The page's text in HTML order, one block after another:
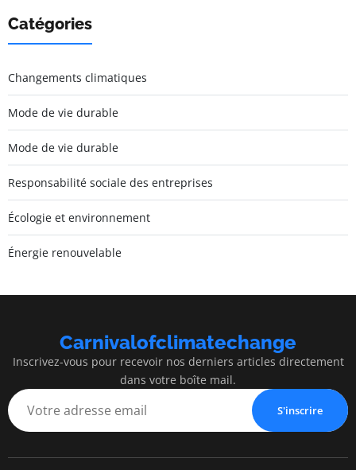
Catégories
Changements climatiques
Mode de vie durable
Mode de vie durable
Responsabilité sociale des entreprises
Écologie et environnement
Énergie renouvelable
Carnivalofclimatechange
Inscrivez-vous pour recevoir nos derniers articles directement
dans votre boîte mail.
S'inscrire